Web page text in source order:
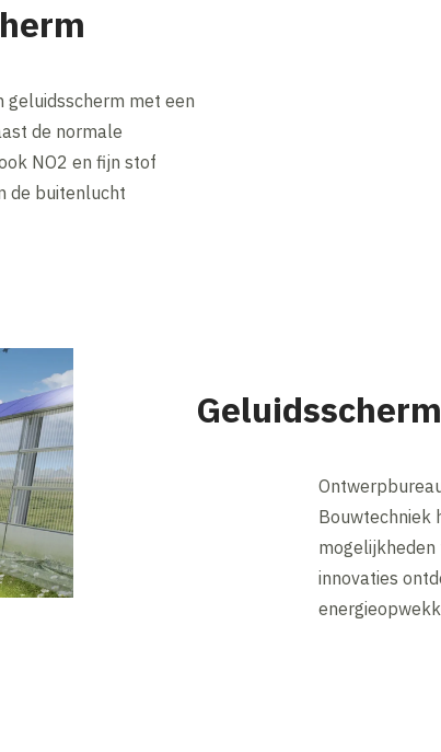
geluidsscherm met een
de normale
NO2 en fijn stof
de buitenlucht
Bouwtechniek
mogelijkheden
innovaties